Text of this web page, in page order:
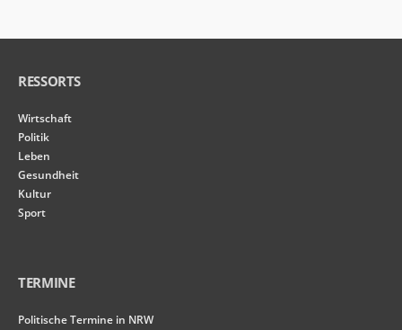
RESSORTS
Wirtschaft
Politik
Leben
Gesundheit
Kultur
Sport
TERMINE
Politische Termine in NRW